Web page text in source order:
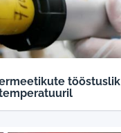
tööstuslik